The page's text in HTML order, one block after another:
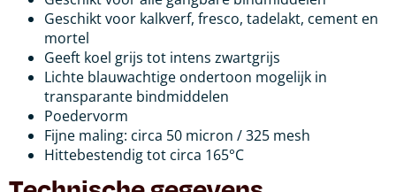
Geschikt voor kalkverf, fresco, tadelakt, cement en
mortel
Geeft koel grijs tot intens zwartgrijs
Lichte blauwachtige ondertoon mogelijk in
transparante bindmiddelen
Poedervorm
Fijne maling: circa 50 micron / 325 mesh
Hittebestendig tot circa 165°C